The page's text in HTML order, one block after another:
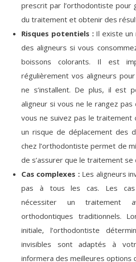
prescrit par l’orthodontiste pour
du traitement et obtenir des
Risques potentiels : Il existe un
des aligneurs si vous
boissons colorants. Il est
régulièrement vos aligneurs
ne s’installent. De plus, il est
aligneur si vous ne le rangez
vous ne suivez pas le traitement
un risque de déplacement des
chez l’orthodontiste permet de
de s’assurer que le traitement
Cas complexes : Les aligneurs
pas à tous les cas. Les cas
nécessiter un traitement
orthodontiques traditionnels.
initiale, l’orthodontiste
invisibles sont adaptés à
informera des meilleures options